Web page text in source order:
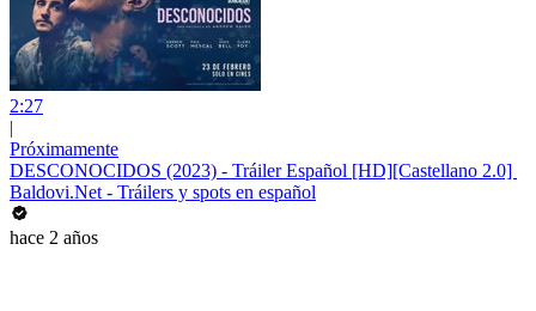
2:27
|
Próximamente
DESCONOCIDOS (2023) - Tráiler Español [HD][Castellano 2.0] ️
Baldovi.Net - Tráilers y spots en español
hace 2 años